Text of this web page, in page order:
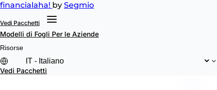
financialaha! by Segmio
Vedi Pacchetti
Modelli di Fogli Per le Aziende
Risorse
Vedi Pacchetti